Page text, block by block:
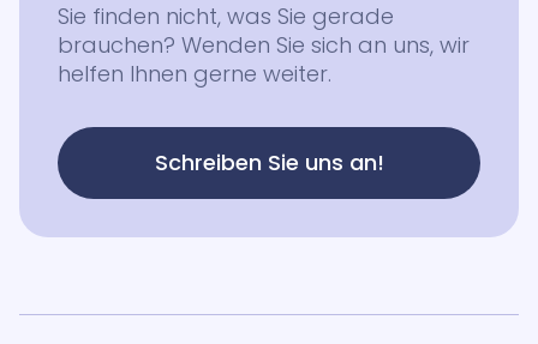
Sie finden nicht, was Sie gerade
brauchen? Wenden Sie sich an uns, wir
helfen Ihnen gerne weiter.
Schreiben Sie uns an!